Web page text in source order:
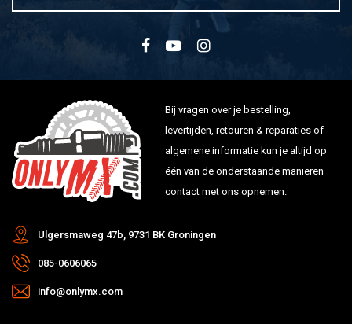
Bij vragen over je bestelling,
levertijden, retouren & reparaties of
algemene informatie kun je altijd op
één van de onderstaande manieren
contact met ons opnemen.
Ulgersmaweg 47b, 9731 BK Groningen
085-0606065
info@onlymx.com